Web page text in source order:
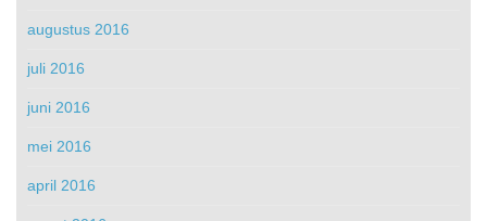
augustus 2016
juli 2016
juni 2016
mei 2016
april 2016